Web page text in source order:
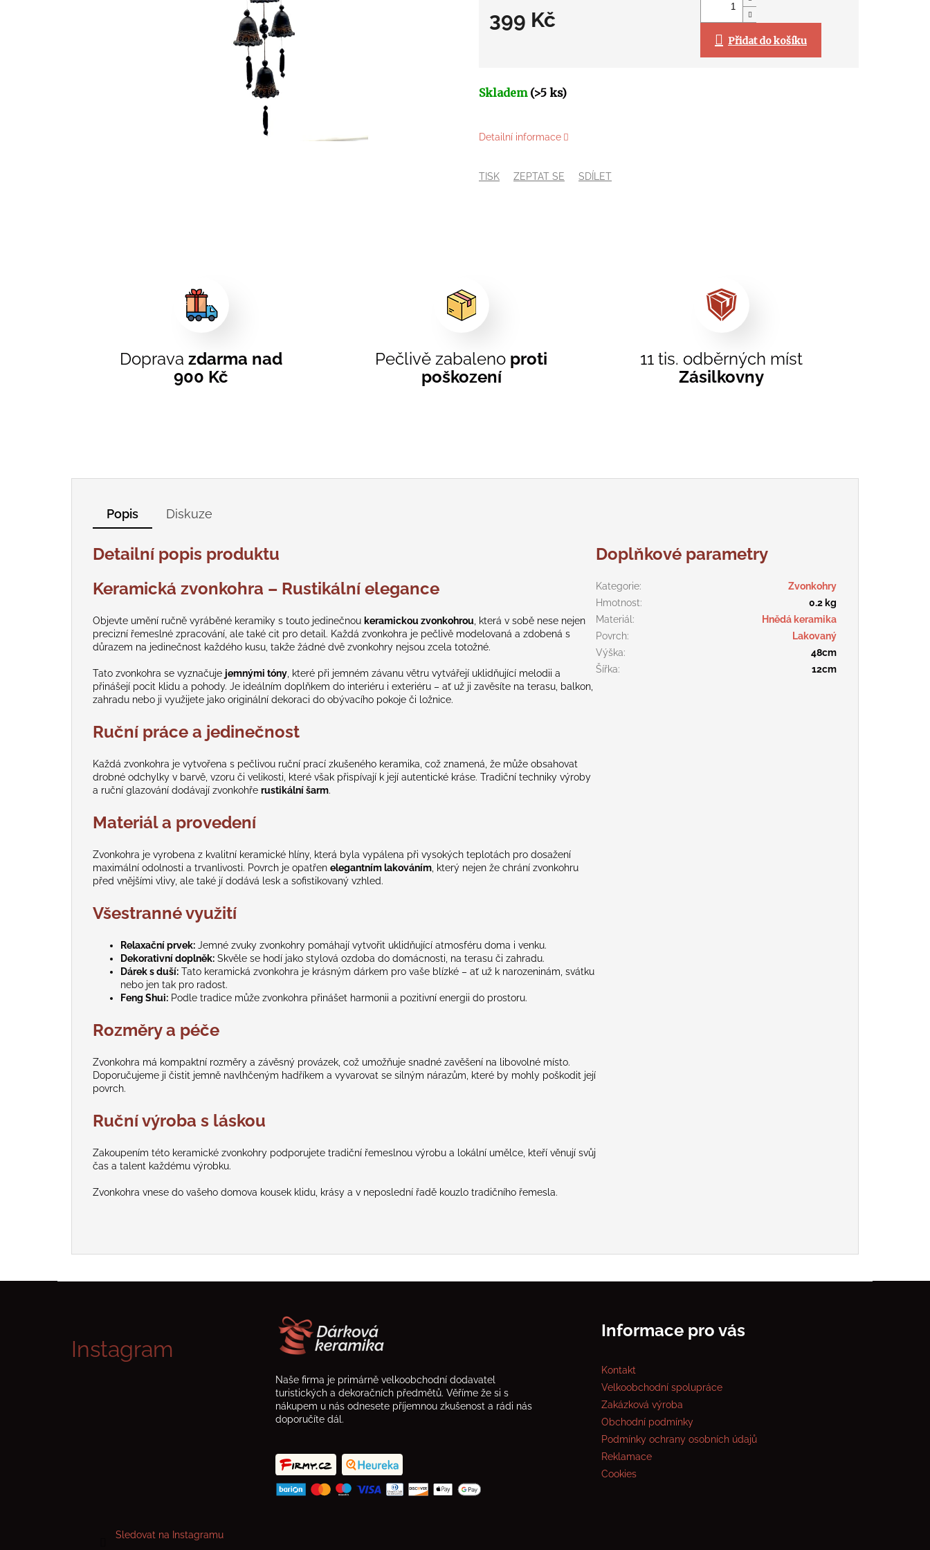
399 Kč
Přidat do košíku
Skladem (>5 ks)
Detailní informace
TISK ZEPTAT SE SDÍLET
Dopravazdarma nad
900 Kč
Pečlivě zabaleno proti
poškození
11 tis. odběrných míst
Zásilkovny
Popis Diskuze
Detailní popis produktu
Keramická zvonkohra – Rustikální elegance
Objevte umění ručně vyráběné keramiky s touto jedinečnou keramickou zvonkohrou, která v sobě nese nejen
precizní řemeslné zpracování, ale také cit pro detail. Každá zvonkohra je pečlivě modelovaná a zdobená s
důrazem na jedinečnost každého kusu, takže žádné dvě zvonkohry nejsou zcela totožné.
Tato zvonkohra se vyznačuje jemnými tóny, které při jemném závanu větru vytvářejí uklidňující melodii a
přinášejí pocit klidu a pohody. Je ideálním doplňkem do interiéru i exteriéru – ať už ji zavěsíte na terasu, balkon,
zahradu nebo ji využijete jako originální dekoraci do obývacího pokoje či ložnice.
Ruční práce a jedinečnost
Každá zvonkohra je vytvořena s pečlivou ruční prací zkušeného keramika, což znamená, že může obsahovat
drobné odchylky v barvě, vzoru či velikosti, které však přispívají k její autentické kráse. Tradiční techniky výroby
a ruční glazování dodávají zvonkohře rustikální šarm.
Materiál a provedení
Zvonkohra je vyrobena z kvalitní keramické hlíny, která byla vypálena při vysokých teplotách pro dosažení
maximální odolnosti a trvanlivosti. Povrch je opatřen elegantním lakováním, který nejen že chrání zvonkohru
před vnějšími vlivy, ale také jí dodává lesk a sofistikovaný vzhled.
Všestranné využití
Relaxační prvek: Jemné zvuky zvonkohry pomáhají vytvořit uklidňující atmosféru doma i venku.
Dekorativní doplněk: Skvěle se hodí jako stylová ozdoba do domácnosti, na terasu či zahradu.
Dárek s duší: Tato keramická zvonkohra je krásným dárkem pro vaše blízké – ať už k narozeninám, svátku
nebo jen tak pro radost.
Feng Shui: Podle tradice může zvonkohra přinášet harmonii a pozitivní energii do prostoru.
Rozměry a péče
Zvonkohra má kompaktní rozměry a závěsný provázek, což umožňuje snadné zavěšení na libovolné místo.
Doporučujeme ji čistit jemně navlhčeným hadříkem a vyvarovat se silným nárazům, které by mohly poškodit její
povrch.
Ruční výroba s láskou
Zakoupením této keramické zvonkohry podporujete tradiční řemeslnou výrobu a lokální umělce, kteří věnují svůj
čas a talent každému výrobku.
Zvonkohra vnese do vašeho domova kousek klidu, krásy a v neposlední řadě kouzlo tradičního řemesla.
Doplňkové parametry
Kategorie:
Zvonkohry
Hmotnost:
0.2 kg
Materiál:
Hnědá keramika
Povrch:
Lakovaný
Výška:
48cm
Šířka: 12cm
Instagram
Sledovat na Instagramu
Naše firma je primárně velkoobchodní dodavatel
turistických a dekoračních předmětů. Věříme že si s
nákupem u nás odnesete příjemnou zkušenost a rádi nás
doporučíte dál.
Informace pro vás
Kontakt
Velkoobchodní spolupráce
Zakázková výroba
Obchodní podmínky
Podmínky ochrany osobních údajů
Reklamace
Cookies